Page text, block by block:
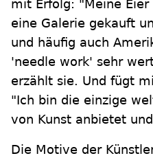
mit Erfolg: "Meine
eine Galerie gekauft
und häufig auch
'needle work' sehr
erzählt sie. Und fügt
"Ich bin die einzige
von Kunst anbietet
Die Motive der